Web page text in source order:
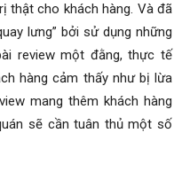
thật cho khách hàng. Và đã
lưng” bởi sử dụng những
review một đằng, thực tế
hàng cảm thấy như bị lừa
mang thêm khách hàng
sẽ cần tuân thủ một số